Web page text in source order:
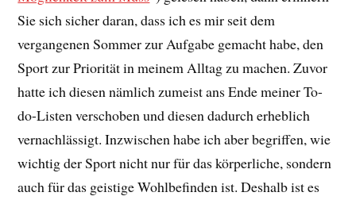
Sie sich sicher daran, dass ich es mir seit dem
vergangenen Sommer zur Aufgabe gemacht habe, den
Sport zur Priorität in meinem Alltag zu machen. Zuvor
hatte ich diesen nämlich zumeist ans Ende meiner To-
do-Listen verschoben und diesen dadurch erheblich
vernachlässigt. Inzwischen habe ich aber begriffen, wie
wichtig der Sport nicht nur für das körperliche, sondern
auch für das geistige Wohlbefinden ist. Deshalb ist es